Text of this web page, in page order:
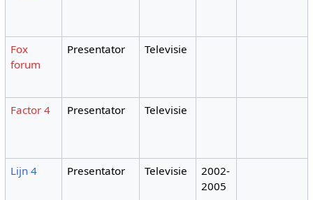
Fox
forum
Presentator Televisie
Factor 4 Presentator Televisie
Lijn 4 Presentator Televisie
2002-
2005